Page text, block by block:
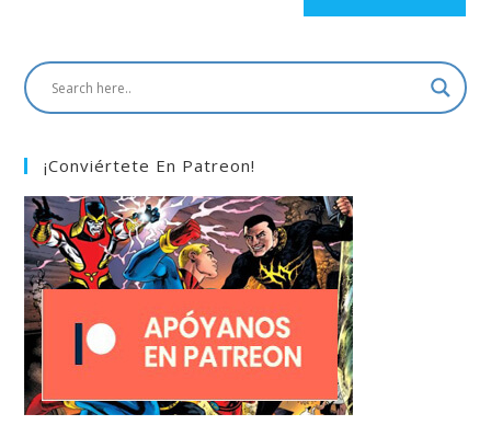
¡Conviértete En Patreon!